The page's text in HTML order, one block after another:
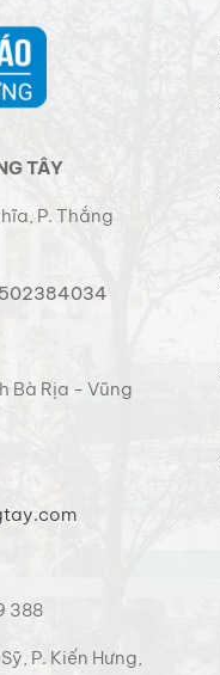
TÂY
P. Thắng
Bà Rịa - Vũng
388
P. Kiến Hưng,